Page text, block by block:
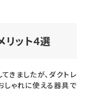
リット4選
きましたが、ダクトレ
しゃれに使える器具で